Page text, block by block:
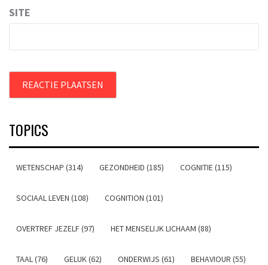
SITE
TOPICS
WETENSCHAP (314) GEZONDHEID (185) COGNITIE (115)
SOCIAAL LEVEN (108) COGNITION (101)
OVERTREF JEZELF (97) HET MENSELIJK LICHAAM (88)
TAAL (76) GELUK (62) ONDERWIJS (61) BEHAVIOUR (55)